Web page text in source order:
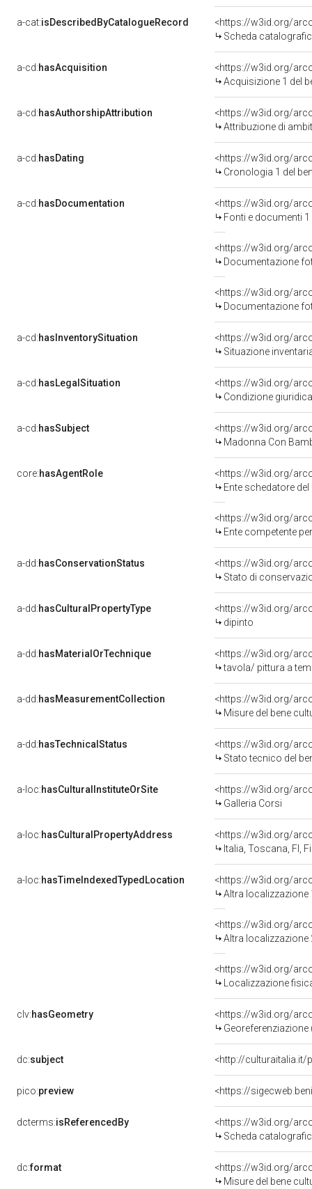
a-cat:isDescribedByCatalogueRecord
<https://w3id.org/
Scheda
a-cd:hasAcquisition
<https://w3id.org/
Acquisizione 1 del
a-cd:hasAuthorshipAttribution
<https://w3id.org/
Attribuzione di
a-cd:hasDating
<https://w3id.org/
Cronologia 1 del
a-cd:hasDocumentation
<https://w3id.org/
Fonti e documenti
Documentazione
Documentazione
a-cd:hasInventorySituation
<https://w3id.org/
Situazione
a-cd:hasLegalSituation
Condizione
a-cd:hasSubject
<https://w3id.org/
Madonna Con
core:hasAgentRole
<https://w3id.org/
Ente schedatore
<https://w3id.org/
Ente competente per tutela del
a-dd:hasConservationStatus
<https://w3id.org/
Stato di
a-dd:hasCulturalPropertyType
<https://w3id.org/
dipinto
a-dd:hasMaterialOrTechnique
<https://w3id.org/
tavola/ pittura a
a-dd:hasMeasurementCollection
<https://w3id.org/
Misure del bene
a-dd:hasTechnicalStatus
<https://w3id.org/
Stato tecnico del
a-loc:hasCulturalInstituteOrSite
<https://w3id.org/
Galleria Corsi
a-loc:hasCulturalPropertyAddress
<https://w3id.org/
Italia, Toscana, FI,
a-loc:hasTimeIndexedTypedLocation
<https://w3id.org/
Altra localizzazione
<https://w3id.org/
Altra localizzazione
<https://w3id.org/
Localizzazione
clv:hasGeometry
<https://w3id.org/
dc:subject <http://culturaitalia.it/
pico:preview <https://
dcterms:isReferencedBy
<https://w3id.org/
Scheda
dc:format
<https://w3id.org/
Misure del bene